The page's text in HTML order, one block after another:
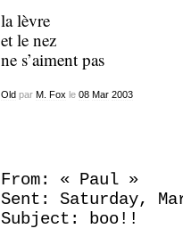
la lèvre
et le nez
ne s’aiment pas
Oldpar M. Fox le 08 Mar 2003
From: « Paul »
Sent: Saturday,
Subject: boo!!